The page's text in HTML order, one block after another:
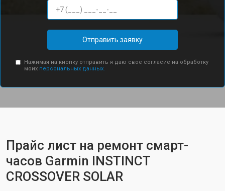
Отправить заявку
Нажимая на кнопку отправить я даю свое согласие на обработку
моих персональных данных.
Прайс лист на ремонт смарт-
часов Garmin INSTINCT
CROSSOVER SOLAR